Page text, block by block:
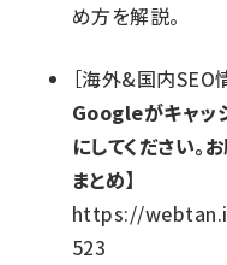
め方を解説。
［海外&国内SEO
Googleがキャッ
にしてください。
まとめ】
https://
523